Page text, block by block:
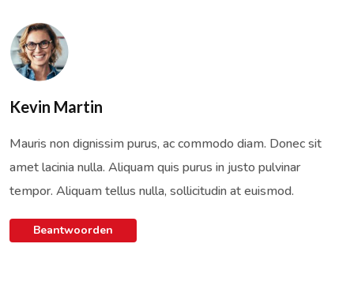
Kevin Martin
Mauris non dignissim purus, ac commodo diam. Donec sit
amet lacinia nulla. Aliquam quis purus in justo pulvinar
tempor. Aliquam tellus nulla, sollicitudin at euismod.
Beantwoorden